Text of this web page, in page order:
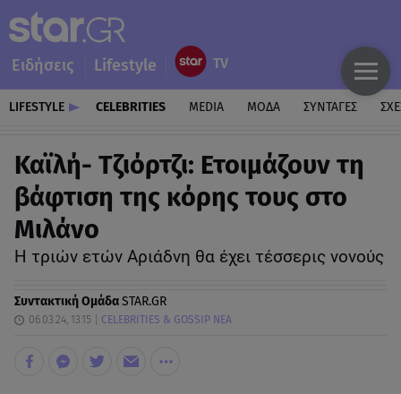
Ειδήσεις Lifestyle
LIFESTYLE CELEBRITIES MEDIA ΜΟΔΑ ΣΥΝΤΑΓΕΣ
Καϊλή- Τζιόρτζι: Ετοιμάζουν τη
βάφτιση της κόρης τους στο
Μιλάνο
Η τριών ετών Αριάδνη θα έχει τέσσερις νονούς
Συντακτική ΟμάδαSTAR.GR
06.03.24, 13:15 CELEBRITIES & GOSSIP ΝΕΑ